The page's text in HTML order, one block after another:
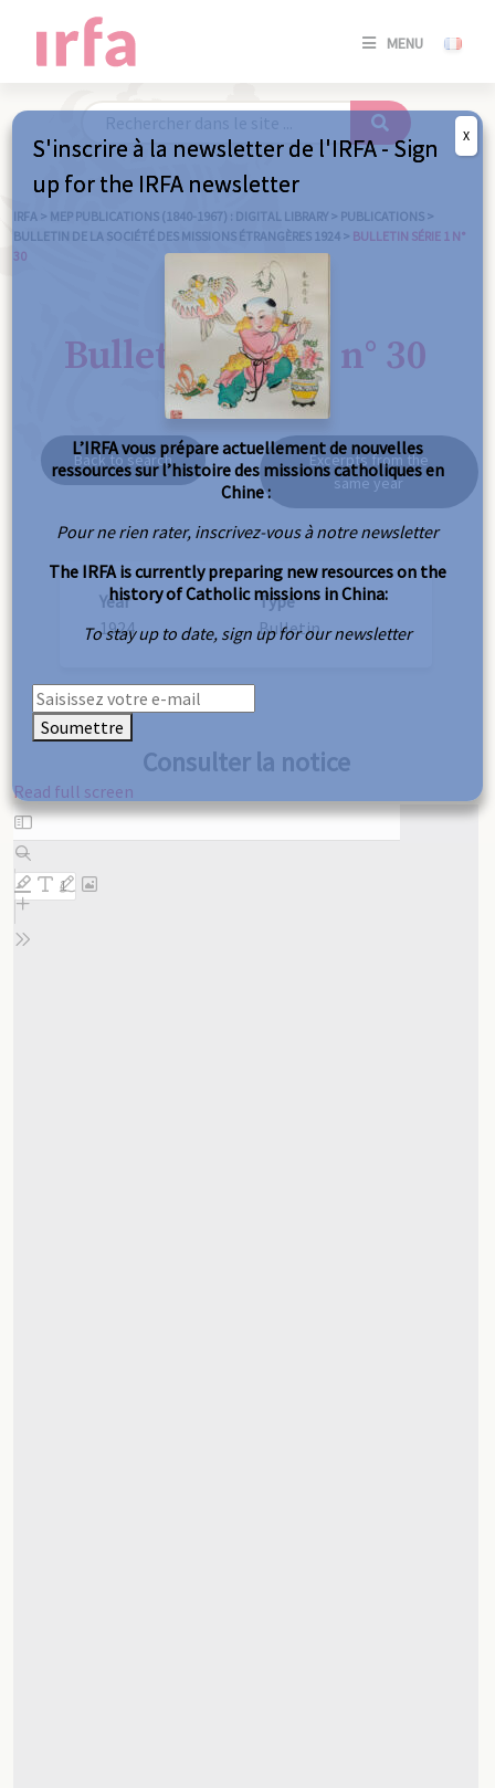
MENU
SE
/
IRFA > MEP PUBLICATIONS (1840-1967) : DIGITAL LIBRARY > PUBLICATIONS >
BULLETIN DE LA SOCIÉTÉ DES MISSIONS ÉTRANGÈRES 1924 > BULLETIN SÉRIE 1 N°
30
Bulletin série 1 n° 30
Back to search
Excerpts from the
same year
Year
1924
Type
Bulletin
Consulter la notice
Read full screen
Skip
to
PDF
content
S'inscrire à la newsletter de l'IRFA - Sign
up for the IRFA newsletter
L’IRFA vous prépare actuellement de nouvelles
ressources sur l’histoire des missions catholiques en
Chine :
Pour ne rien rater, inscrivez-vous à notre newsletter
The IRFA is currently preparing new resources on the
history of Catholic missions in China:
To stay up to date, sign up for our newsletter
Soumettre
X